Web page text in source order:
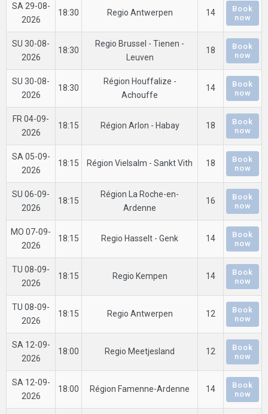
SA 29-08-
2026
18:30 Regio Antwerpen 14
Book
now
SU 30-08-
2026
18:30
Regio Brussel - Tienen -
Leuven
18
Book
now
SU 30-08-
2026
18:30
Région Houffalize -
Achouffe
14
Book
now
FR 04-09-
2026
18:15 Région Arlon - Habay 18
Book
now
SA 05-09-
2026
18:15 Région Vielsalm - Sankt Vith 18
Book
now
SU 06-09-
2026
18:15
Région La Roche-en-
Ardenne
16
Book
now
MO 07-09-
2026
18:15 Regio Hasselt - Genk 14
Book
now
TU 08-09-
2026
18:15 Regio Kempen 14
Book
now
TU 08-09-
2026
18:15 Regio Antwerpen 12
Book
now
SA 12-09-
2026
18:00 Regio Meetjesland 12
Book
now
SA 12-09-
2026
18:00 Région Famenne-Ardenne 14
Book
now